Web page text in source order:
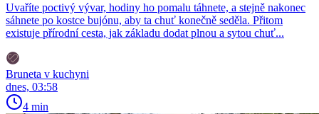
Uvaříte poctivý vývar, hodiny ho pomalu táhnete, a stejně nakonec
sáhnete po kostce bujónu, aby ta chuť konečně seděla. Přitom
existuje přírodní cesta, jak základu dodat plnou a sytou chuť...
Bruneta v kuchyni
dnes, 03:58
4 min